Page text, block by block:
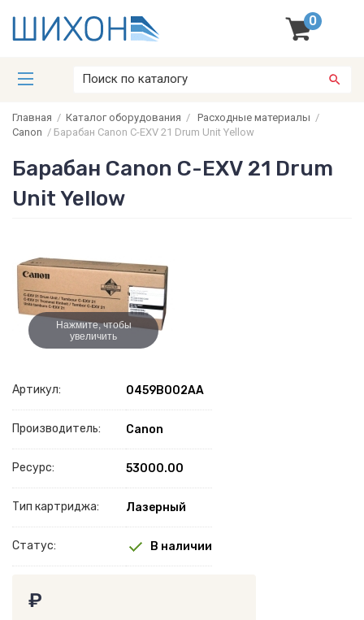
0
Главная / Каталог оборудования / Расходные материалы /
Canon / Барабан Canon C-EXV 21 Drum Unit Yellow
Барабан Canon C-EXV 21 Drum
Unit Yellow
Нажмите, чтобы
увеличить
Артикул: 0459B002AA
Производитель: Canon
Ресурс: 53000.00
Тип картриджа: Лазерный
Статус: В наличии
₽